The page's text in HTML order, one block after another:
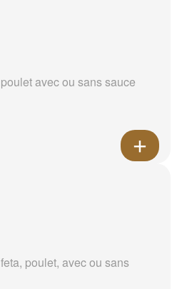
avec ou sans sauce
poulet, avec ou sans